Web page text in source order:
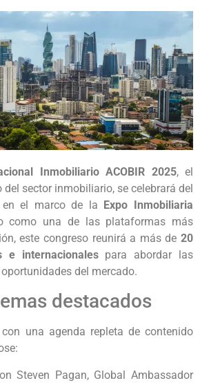
Inmobiliario ACOBIR 2025, el
del sector inmobiliario, se celebrará del
en el marco de la Expo Inmobiliaria
como una de las plataformas más
este congreso reunirá a más de 20
e internacionalespara abordar las
del mercado.
destacados
una agenda repleta de contenido
Steven Pagan, Global Ambassador